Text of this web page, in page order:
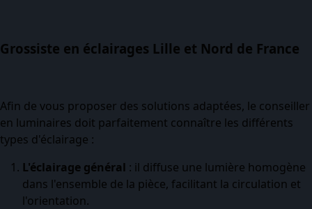
Grossiste en éclairages Lille et Nord de France
Afin de vous proposer des solutions adaptées, le conseiller
en luminaires doit parfaitement connaître les différents
types d'éclairage :
L'éclairage général : il diffuse une lumière homogène
dans l'ensemble de la pièce, facilitant la circulation et
l'orientation.